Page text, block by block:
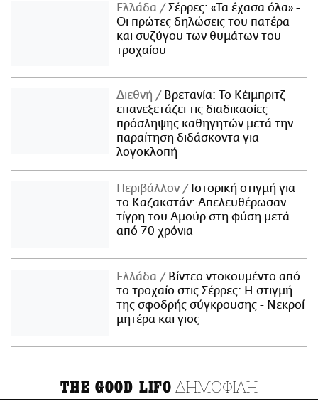
Ελλάδα
Σέρρες: «Τα έχασα όλα» -
Οι πρώτες δηλώσεις του πατέρα
και συζύγου των θυμάτων του
τροχαίου
Διεθνή
Βρετανία: Το Κέιμπριτζ
επανεξετάζει τις διαδικασίες
πρόσληψης καθηγητών μετά την
παραίτηση διδάσκοντα για
λογοκλοπή
Περιβάλλον
Ιστορική στιγμή για
το Καζακστάν: Απελευθέρωσαν
τίγρη του Αμούρ στη φύση μετά
από 70 χρόνια
Ελλάδα
Βίντεο ντοκουμέντο από
το τροχαίο στις Σέρρες: Η στιγμή
της σφοδρής σύγκρουσης - Νεκροί
μητέρα και γιος
THE GOOD LIFO ΔΗΜΟΦΙΛΗ